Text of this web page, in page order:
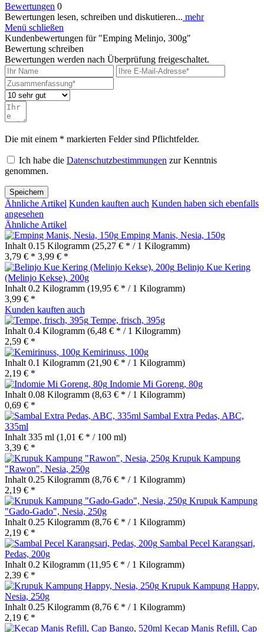
Bewertungen 0
Bewertungen lesen, schreiben und diskutieren... mehr
Menü schließen
Kundenbewertungen für "Emping Melinjo, 300g"
Bewertung schreiben
Bewertungen werden nach Überprüfung freigeschaltet.
Die mit einem * markierten Felder sind Pflichtfelder.
Ich habe die Datenschutzbestimmungen zur Kenntnis
genommen.
Speichern
Ähnliche Artikel Kunden kauften auch Kunden haben sich ebenfalls
angesehen
Ähnliche Artikel
Emping Manis, Nesia, 150g
Inhalt 0.15 Kilogramm (25,27 € * / 1 Kilogramm)
3,79 € * 3,99 € *
Belinjo Kue Kering
(Melinjo Kekse), 200g
Inhalt 0.2 Kilogramm (19,95 € * / 1 Kilogramm)
3,99 € *
Kunden kauften auch
Tempe, frisch, 395g
Inhalt 0.4 Kilogramm (6,48 € * / 1 Kilogramm)
2,59 € *
Kemirinuss, 100g
Inhalt 0.1 Kilogramm (21,90 € * / 1 Kilogramm)
2,19 € *
Indomie Mi Goreng, 80g
Inhalt 0.08 Kilogramm (8,63 € * / 1 Kilogramm)
0,69 € *
Sambal Extra Pedas, ABC,
335ml
Inhalt 335 ml (1,01 € * / 100 ml)
3,39 € *
Krupuk Kampung
"Rawon", Nesia, 250g
Inhalt 0.25 Kilogramm (8,76 € * / 1 Kilogramm)
2,19 € *
Krupuk Kampung
"Gado-Gado", Nesia, 250g
Inhalt 0.25 Kilogramm (8,76 € * / 1 Kilogramm)
2,19 € *
Sambal Pecel Karangsari,
Pedas, 200g
Inhalt 0.2 Kilogramm (11,95 € * / 1 Kilogramm)
2,39 € *
Krupuk Kampung Happy,
Nesia, 250g
Inhalt 0.25 Kilogramm (8,76 € * / 1 Kilogramm)
2,19 € *
Kecap Manis Refill, Cap